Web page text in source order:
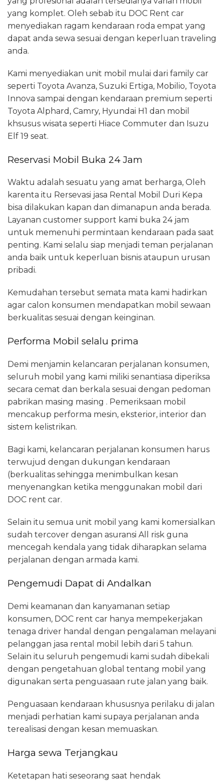
yang komplet. Oleh sebab itu DOC Rent car
menyediakan ragam kendaraan roda empat yang
dapat anda sewa sesuai dengan keperluan traveling
anda.
Kami menyediakan unit mobil mulai dari family car
seperti Toyota Avanza, Suzuki Ertiga, Mobilio, Toyota
Innova sampai dengan kendaraan premium seperti
Toyota Alphard, Camry, Hyundai H1 dan mobil
khsusus wisata seperti Hiace Commuter dan Isuzu
Elf 19 seat.
Reservasi Mobil Buka 24 Jam
Waktu adalah sesuatu yang amat berharga, Oleh
karenta itu Rersevasi jasa Rental Mobil Duri Kepa
bisa dilakukan kapan dan dimanapun anda berada.
Layanan customer support kami buka 24 jam
untuk memenuhi permintaan kendaraan pada saat
penting. Kami selalu siap menjadi teman perjalanan
anda baik untuk keperluan bisnis ataupun urusan
pribadi.
Kemudahan tersebut semata mata kami hadirkan
agar calon konsumen mendapatkan mobil sewaan
berkualitas sesuai dengan keinginan.
Performa Mobil selalu prima
Demi menjamin kelancaran perjalanan konsumen,
seluruh mobil yang kami miliki senantiasa diperiksa
secara cemat dan berkala sesuai dengan pedoman
pabrikan masing masing . Pemeriksaan mobil
mencakup performa mesin, eksterior, interior dan
sistem kelistrikan.
Bagi kami, kelancaran perjalanan konsumen harus
terwujud dengan dukungan kendaraan
(berkualitas sehingga menimbulkan kesan
menyenangkan ketika menggunakan mobil dari
DOC rent car.
Selain itu semua unit mobil yang kami komersialkan
sudah tercover dengan asuransi All risk guna
mencegah kendala yang tidak diharapkan selama
perjalanan dengan armada kami.
Pengemudi Dapat di Andalkan
Demi keamanan dan kanyamanan setiap
konsumen, DOC rent car hanya mempekerjakan
tenaga driver handal dengan pengalaman melayani
pelanggan jasa rental mobil lebih dari 5 tahun.
Selain itu seluruh pengemudi kami sudah dibekali
dengan pengetahuan global tentang mobil yang
digunakan serta penguasaan rute jalan yang baik.
Penguasaan kendaraan khususnya perilaku di jalan
menjadi perhatian kami supaya perjalanan anda
terealisasi dengan kesan memuaskan.
Harga sewa Terjangkau
Ketetapan hati seseorang saat hendak